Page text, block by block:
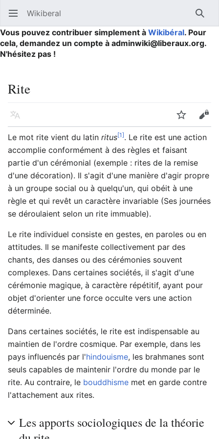
Ouvrir le menu principal Wikiberal
Vous pouvez contribuer simplement à Wikibéral. Pour
cela, demandez un compte à adminwiki@liberaux.org.
N'hésitez pas !
Rite
Langue Suivre
Le mot rite vient du latin ritus[1]. Le rite est une action
accomplie conformément à des règles et faisant
partie d'un cérémonial (exemple : rites de la remise
d'une décoration). Il s'agit d'une manière d'agir propre
à un groupe social ou à quelqu'un, qui obéit à une
règle et qui revêt un caractère invariable (Ses journées
se déroulaient selon un rite immuable).
Le rite individuel consiste en gestes, en paroles ou en
attitudes. Il se manifeste collectivement par des
chants, des danses ou des cérémonies souvent
complexes. Dans certaines sociétés, il s'agit d'une
cérémonie magique, à caractère répétitif, ayant pour
objet d'orienter une force occulte vers une action
déterminée.
Dans certaines sociétés, le rite est indispensable au
maintien de l'ordre cosmique. Par exemple, dans les
pays influencés par l'hindouisme, les brahmanes sont
seuls capables de maintenir l'ordre du monde par le
rite. Au contraire, le bouddhisme met en garde contre
l'attachement aux rites.
Les apports sociologiques de la théorie